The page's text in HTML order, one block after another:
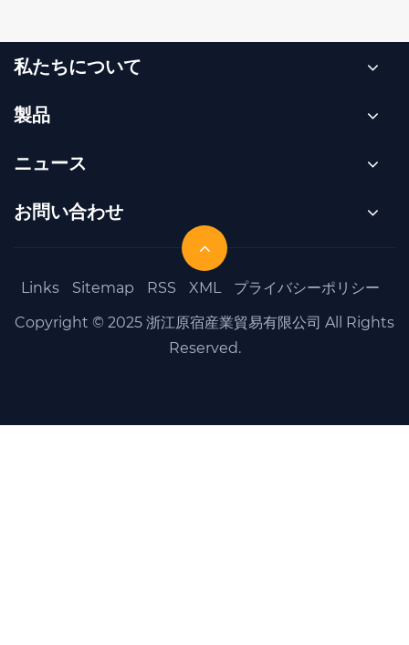
私たちについて
製品
ニュース
お問い合わせ
Links Sitemap RSS XML
プライバシーポリシー
Copyright © 2025 浙江原宿産業貿易有限公司 All Rights
Reserved.